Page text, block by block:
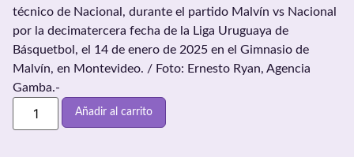
técnico de Nacional, durante el partido Malvín vs Nacional
por la decimatercera fecha de la Liga Uruguaya de
Básquetbol, el 14 de enero de 2025 en el Gimnasio de
Malvín, en Montevideo. / Foto: Ernesto Ryan, Agencia
Gamba.-
Añadir al carrito